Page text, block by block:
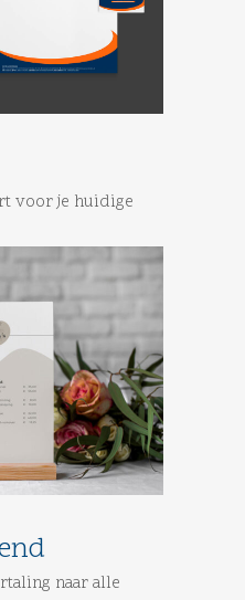
voor je huidige
naar alle